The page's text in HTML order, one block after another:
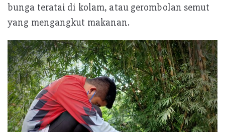
bunga teratai di kolam, atau gerombolan semut
yang mengangkut makanan.